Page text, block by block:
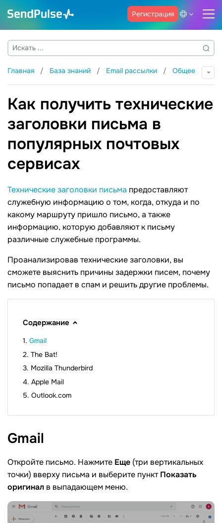
Регистрация
Главная База знаний Email рассылки Общее
Как получить технические
заголовки письма в
популярных почтовых
сервисах
Технические заголовки письма предоставляют
служебную информацию о том, когда, откуда и по
какому маршруту пришло письмо, а также
информацию, которую добавляют к письму
различные служебные программы.
Проанализировав технические заголовки, вы
сможете выяснить причины задержки писем, почему
письмо попадает в спам и решить другие проблемы.
Содержание
Gmail
The Bat!
Mozilla Thunderbird
Apple Mail
Outlook.com
Gmail
Откройте письмо. Нажмите Еще (три вертикальных
точки) вверху письма и выберите пунктПоказать
оригинал в выпадающем меню.